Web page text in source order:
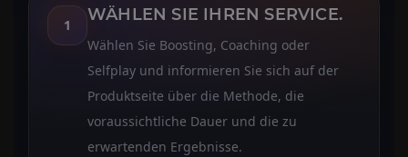
1
WÄHLEN SIE IHREN SERVICE.
Wählen Sie Boosting, Coaching oder
Selfplay und informieren Sie sich auf der
Produktseite über die Methode, die
voraussichtliche Dauer und die zu
erwartenden Ergebnisse.